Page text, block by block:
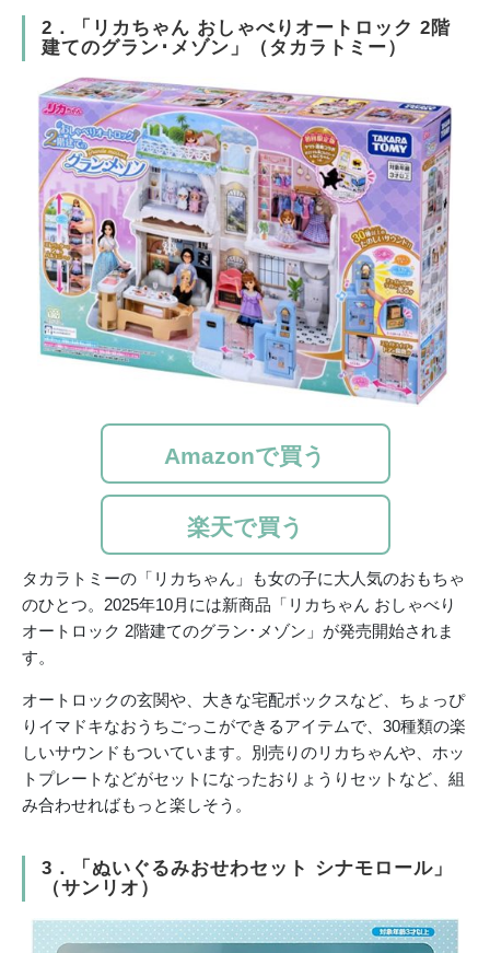
2．「リカちゃん おしゃべりオートロック 2階
建てのグラン･メゾン」（タカラトミー）
Amazonで買う
楽天で買う
タカラトミーの「リカちゃん」も女の子に大人気のおもちゃ
のひとつ。2025年10月には新商品「リカちゃん おしゃべり
オートロック 2階建てのグラン･メゾン」が発売開始されま
す。
オートロックの玄関や、大きな宅配ボックスなど、ちょっぴ
りイマドキなおうちごっこができるアイテムで、30種類の楽
しいサウンドもついています。別売りのリカちゃんや、ホッ
トプレートなどがセットになったおりょうりセットなど、組
み合わせればもっと楽しそう。
3．「ぬいぐるみおせわセット シナモロール」
（サンリオ）